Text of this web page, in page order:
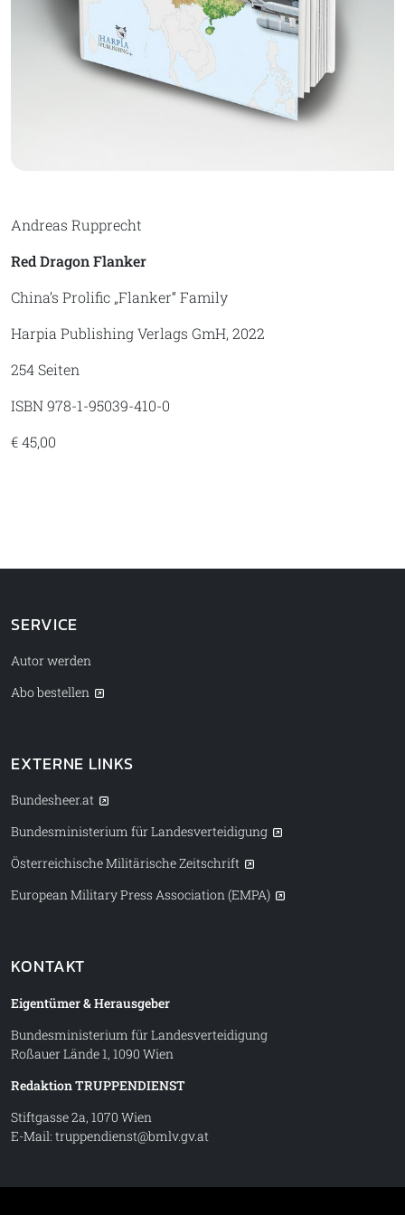
Andreas Rupprecht
Red Dragon Flanker
China’s Prolific „Flanker“ Family
Harpia Publishing Verlags GmH, 2022
254 Seiten
ISBN 978-1-95039-410-0
€ 45,00
SERVICE
Autor werden
Abo bestellen
EXTERNE LINKS
Bundesheer.at
Bundesministerium für Landesverteidigung
Österreichische Militärische Zeitschrift
European Military Press Association (EMPA)
KONTAKT
Eigentümer & Herausgeber
Bundesministerium für Landesverteidigung
Roßauer Lände 1, 1090 Wien
Redaktion TRUPPENDIENST
Stiftgasse 2a, 1070 Wien
E-Mail: truppendienst@bmlv.gv.at